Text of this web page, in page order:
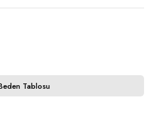
Tablosu